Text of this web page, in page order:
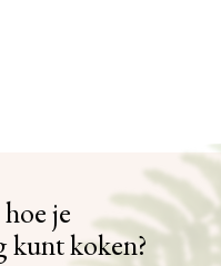
je
kunt koken?